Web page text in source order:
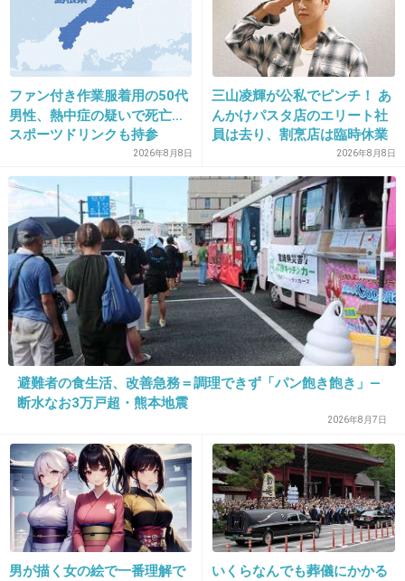
+25
2013/04/26(金) 03:52:00
妄想が具体的すぎるｗ
+42 -2
19. 匿名 2013/04/26(金) 03:55:28
ビジュアル系は恋愛とか結婚とか大変そうだな
出典：cdn-ak.f.st-hatena.com
+70
20. 匿名 2013/04/26(金) 03:56:51
結婚どころか熱愛発覚だけでもファン減りそう
+73 -0
ファン付き作業服着用の50代
男性、熱中症の疑いで死亡…
スポーツドリンクも持参
2026年8月8日
三山凌輝が公私でピンチ！ あ
んかけパスタ店のエリート社
員は去り、割烹店は臨時休業
2026年8月8日
避難者の食生活、改善急務＝調理できず「パン飽き飽き」―
断水なお3万戸超・熊本地震
2026年8月7日
男が描く女の絵で一番理解で
いくらなんでも葬儀にかかる